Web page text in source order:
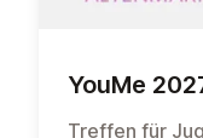
YouMe
Treffen für